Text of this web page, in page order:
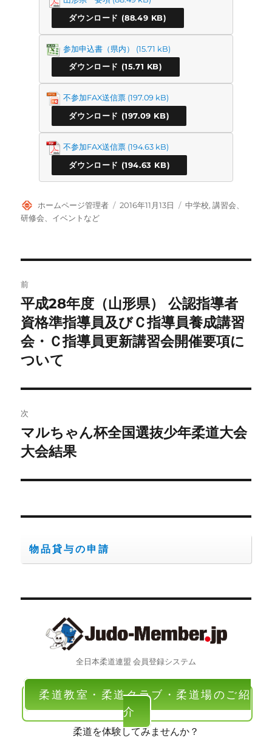
ダウンロード
参加申込書（県内）
ダウンロード
不参加FAX送信票
ダウンロード
不参加FAX送信票
ダウンロード
投
稿
ホームページ管理者
投
2016年11月13日
カ
中学校,講習会、
研修会、イベントなど
稿
ナ
ビ
シ
ョ
ン
前
前
の
投
稿:
平成28年度（山形県） 公認指導者
資格準指導員及びＣ指導員養成講習
会・Ｃ指導員更新講習会開催要項に
ついて
次
次
の
稿:
マルちゃん杯全国選抜少年柔道大会
大会結果
物品貸与の申請
全日本柔道連盟 会員登録システム
柔道教室・柔道クラブ・柔道場のご紹
介
柔道を体験してみませんか？